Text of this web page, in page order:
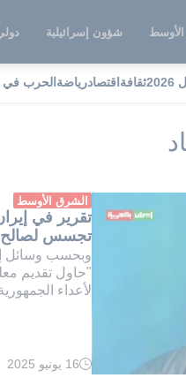
شؤون إسرائيلية
ثقافة اقتصادرياضة الحرب فياعدام عميل للموساد
الشرق الأوسط
تقرير في
تجسس لصالح
وبحسب وسائل
"حاول تقديم
لأعداء
وقت
16 يونيو 2025